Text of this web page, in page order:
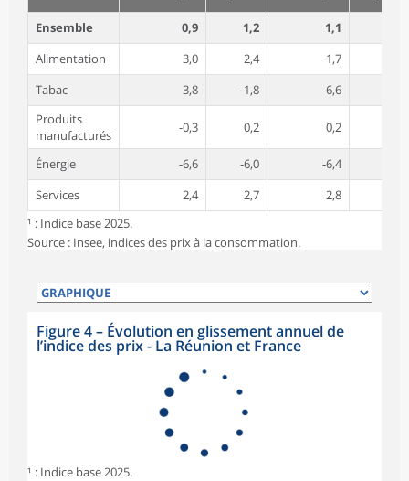
Ensemble 0,9 1,2 1,1
Alimentation
3,0 2,4 1,7
Tabac
3,8 -1,8 6,6
Produits
manufacturés
-0,3 0,2 0,2
Énergie -6,6 -6,0 -6,4
Services
2,4 2,7 2,8
¹ : Indice base 2025.
Source : Insee, indices des prix à la consommation.
Figure 4– Évolution en glissement annuel de
l’indice des prix - La Réunion et France
¹ : Indice base 2025.